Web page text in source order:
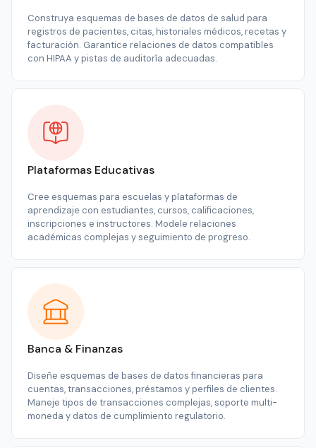
Construya esquemas de bases de datos de salud para
registros de pacientes, citas, historiales médicos, recetas y
facturación. Garantice relaciones de datos compatibles
con HIPAA y pistas de auditoría adecuadas.
Plataformas Educativas
Cree esquemas para escuelas y plataformas de
aprendizaje con estudiantes, cursos, calificaciones,
inscripciones e instructores. Modele relaciones
académicas complejas y seguimiento de progreso.
Banca & Finanzas
Diseñe esquemas de bases de datos financieras para
cuentas, transacciones, préstamos y perfiles de clientes.
Maneje tipos de transacciones complejas, soporte multi-
moneda y datos de cumplimiento regulatorio.